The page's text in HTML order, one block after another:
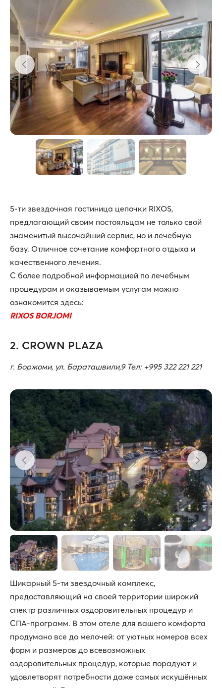
5-ти звездочная гостиница цепочки RIXOS,
предлагающий своим постояльцам не только свой
знаменитый высочайший сервис, но и лечебную
базу. Отличное сочетание комфортного отдыха и
качественного лечения.
С более подробной информацией по лечебным
процедурам и оказываемым услугам можно
ознакомится здесь:
RIXOS BORJOMI
2. CROWN PLAZA
г. Боржоми, ул. Бараташвили,9 Тел: +995 322 221 221
Шикарный 5-ти звездочный комплекс,
предоставляющий на своей территории широкий
спектр различных оздоровительных процедур и
СПА-программ. В этом отеле для вашего комфорта
продумано все до мелочей: от уютных номеров всех
форм и размеров до всевозможных
оздоровительных процедур, которые порадуют и
удовлетворят потребности даже самых искушённых